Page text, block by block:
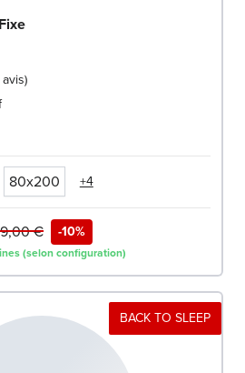
avis
80x200 +4
-10%
€
(selon configuration)
BACK TO SLEEP